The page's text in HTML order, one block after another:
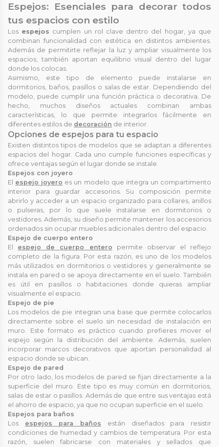
Espejos: Esenciales para decorar todos
tus espacios con estilo
Los espejos cumplen un rol clave dentro del hogar, ya que
combinan funcionalidad con estética en distintos ambientes.
Además de permitirte reflejar la luz y ampliar visualmente los
espacios, también aportan equilibrio visual dentro del lugar
donde los colocas.
Asimismo, este tipo de elemento puede instalarse en
dormitorios, baños, pasillos o salas de estar. Dependiendo del
modelo, puede cumplir una función práctica o decorativa. De
hecho, muchos diseños actuales combinan ambas
características, lo que permite integrarlos fácilmente en
diferentes estilos de decoración de interior.
Opciones de espejos para tu espacio
Existen distintos tipos de modelos que se adaptan a diferentes
espacios del hogar. Cada uno cumple funciones específicas y
ofrece ventajas según el lugar donde se instale.
Espejos con joyero
El espejo joyero es un modelo que integra un compartimento
interior para guardar accesorios. Su composición permite
abrirlo y acceder a un espacio organizado para collares, anillos
o pulseras, por lo que suele instalarse en dormitorios o
vestidores. Además, su diseño permite mantener los accesorios
ordenados sin ocupar muebles adicionales dentro del espacio.
Espejo de cuerpo entero
El espejo de cuerpo entero permite observar el reflejo
completo de la figura. Por esta razón, es uno de los modelos
más utilizados en dormitorios o vestidores y generalmente se
instala en pared o se apoya directamente en el suelo. También
es útil en pasillos o habitaciones donde quieras ampliar
visualmente el espacio.
Espejo de pie
Los modelos de pie integran una base que permite colocarlos
directamente sobre el suelo sin necesidad de instalación en
muro. Este formato es práctico cuando prefieres mover el
espejo según la distribución del ambiente. Además, suelen
incorporar marcos decorativos que aportan personalidad al
espacio donde se ubican.
Espejo de pared
Por otro lado, los modelos de pared se fijan directamente a la
superficie del muro. Este tipo es muy común en dormitorios,
salas de estar o pasillos. Además de que entre sus ventajas está
el ahorro de espacio, ya que no ocupan superficie en el suelo.
Espejos para baños
Los espejos para baños están diseñados para resistir
condiciones de humedad y cambios de temperatura. Por esta
razón, suelen fabricarse con materiales y sellados que